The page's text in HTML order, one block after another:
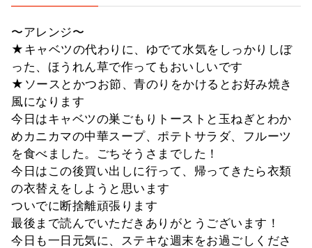
〜アレンジ〜
★キャベツの代わりに、ゆでて水気をしっかりしぼ
った、ほうれん草で作ってもおいしいです
★ソースとかつお節、青のりをかけるとお好み焼き
風になります
今日はキャベツの巣ごもりトーストと玉ねぎとわか
めカニカマの中華スープ、ポテトサラダ、フルーツ
を食べました。ごちそうさまでした！
今日はこの後買い出しに行って、帰ってきたら衣類
の衣替えをしようと思います
ついでに断捨離頑張ります
最後まで読んでいただきありがとうございます！
今日も一日元気に、ステキな週末をお過ごしくださ